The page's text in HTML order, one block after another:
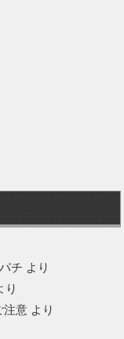
チ より
り
注意より